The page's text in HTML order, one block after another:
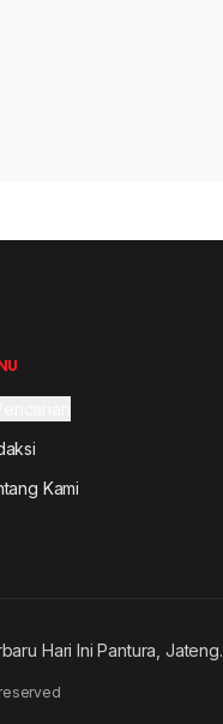
Kami
Hari Ini Pantura, Jateng.